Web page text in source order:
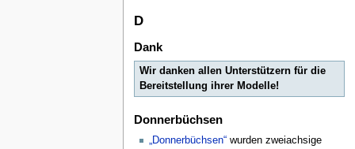
D
Dank
Wir danken allen Unterstützern für die
Bereitstellung ihrer Modelle!
Donnerbüchsen
„Donnerbüchsen“wurden zweiachsige